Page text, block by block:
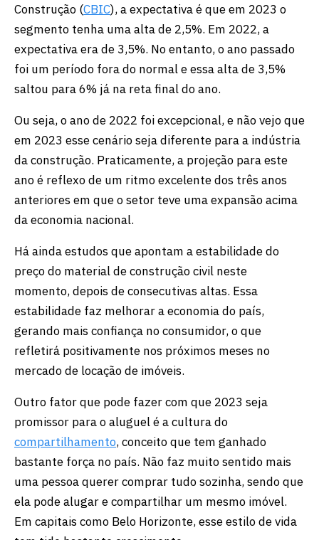
Construção (CBIC), a expectativa é que em 2023 o
segmento tenha uma alta de 2,5%. Em 2022, a
expectativa era de 3,5%. No entanto, o ano passado
foi um período fora do normal e essa alta de 3,5%
saltou para 6% já na reta final do ano.
Ou seja, o ano de 2022 foi excepcional, e não vejo que
em 2023 esse cenário seja diferente para a indústria
da construção. Praticamente, a projeção para este
ano é reflexo de um ritmo excelente dos três anos
anteriores em que o setor teve uma expansão acima
da economia nacional.
Há ainda estudos que apontam a estabilidade do
preço do material de construção civil neste
momento, depois de consecutivas altas. Essa
estabilidade faz melhorar a economia do país,
gerando mais confiança no consumidor, o que
refletirá positivamente nos próximos meses no
mercado de locação de imóveis.
Outro fator que pode fazer com que 2023 seja
promissor para o aluguel é a cultura do
compartilhamento, conceito que tem ganhado
bastante força no país. Não faz muito sentido mais
uma pessoa querer comprar tudo sozinha, sendo que
ela pode alugar e compartilhar um mesmo imóvel.
Em capitais como Belo Horizonte, esse estilo de vida